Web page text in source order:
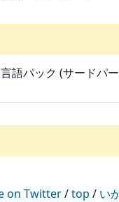
パック (サードパー
on Twitter/top / い